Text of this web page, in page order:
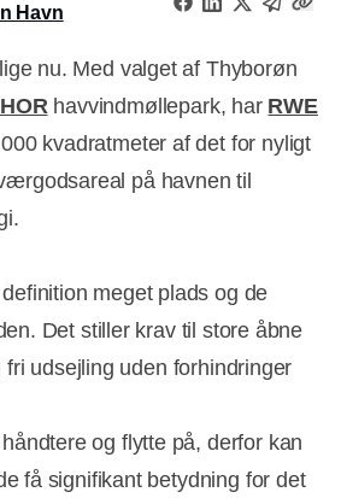
Havn
nu. Med valget af Thyborøn
havvindmøllepark, har RWE
kvadratmeter af det for nyligt
på havnen til
meget plads og de
Det stiller krav til store åbne
udsejling uden forhindringer
og flytte på, derfor kan
få signifikant betydning for det